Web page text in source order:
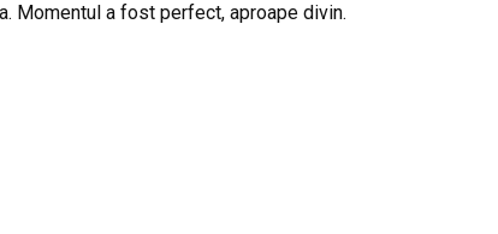
Momentul a fost perfect, aproape divin.